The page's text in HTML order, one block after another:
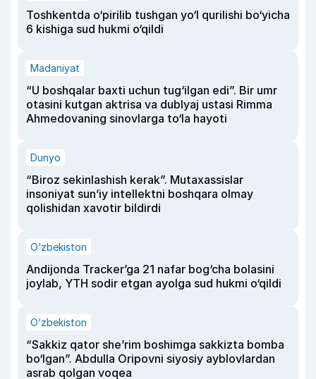
Toshkentda o‘pirilib tushgan yo‘l qurilishi bo‘yicha
6 kishiga sud hukmi o‘qildi
Madaniyat
“U boshqalar baxti uchun tug‘ilgan edi”. Bir umr
otasini kutgan aktrisa va dublyaj ustasi Rimma
Ahmedovaning sinovlarga to‘la hayoti
Dunyo
“Biroz sekinlashish kerak”. Mutaxassislar
insoniyat sun’iy intellektni boshqara olmay
qolishidan xavotir bildirdi
O‘zbekiston
Andijonda Tracker’ga 21 nafar bog‘cha bolasini
joylab, YTH sodir etgan ayolga sud hukmi o‘qildi
O‘zbekiston
“Sakkiz qator she’rim boshimga sakkizta bomba
bo‘lgan”. Abdulla Oripovni siyosiy ayblovlardan
asrab qolgan voqea